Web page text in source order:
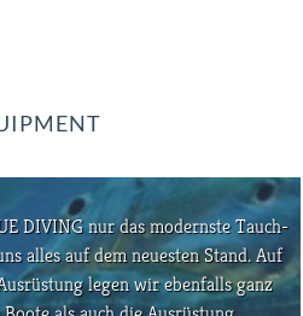
DIVING nur das modernste Tauch-
alles auf dem neuesten Stand. Auf
legen wir ebenfalls ganz